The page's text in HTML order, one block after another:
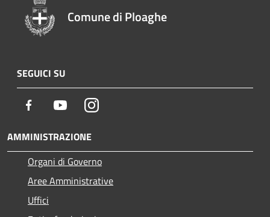
Comune di Ploaghe
SEGUICI SU
Facebook YoutubeInstagram
AMMINISTRAZIONE
Organi di Governo
Aree Amministrative
Uffici